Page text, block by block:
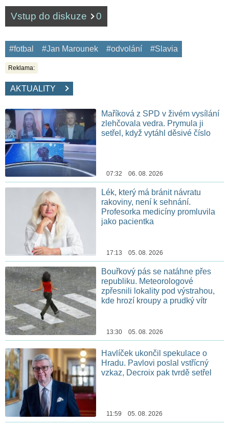
Vstup do diskuze 0
#fotbal #Jan Marounek #odvolání #Slavia
Reklama:
AKTUALITY
Maříková z SPD v živém vysílání
zlehčovala vedra. Prymula ji
setřel, když vytáhl děsivé číslo
07:32 06. 08. 2026
Lék, který má bránit návratu
rakoviny, není k sehnání.
Profesorka medicíny promluvila
jako pacientka
17:13 05. 08. 2026
Bouřkový pás se natáhne přes
republiku. Meteorologové
zpřesnili lokality pod výstrahou,
kde hrozí kroupy a prudký vítr
13:30 05. 08. 2026
Havlíček ukončil spekulace o
Hradu. Pavlovi poslal vstřícný
vzkaz, Decroix pak tvrdě setřel
11:59 05. 08. 2026